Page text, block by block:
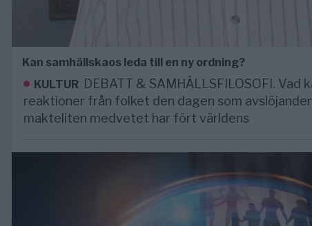
Kan samhällskaos leda till en ny ordning?
KULTUR DEBATT & SAMHÄLLSFILOSOFI. Vad
reaktioner från folket den dagen som
makteliten medvetet har fört världens